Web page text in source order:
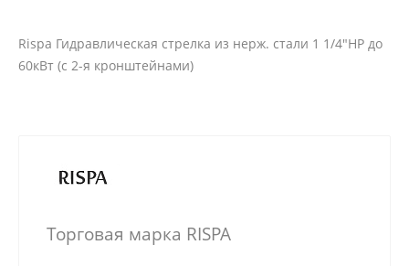
Rispa Гидравлическая стрелка из нерж. стали 1 1/4"НР до
60кВт (с 2-я кронштейнами)
Торговая марка RISPA